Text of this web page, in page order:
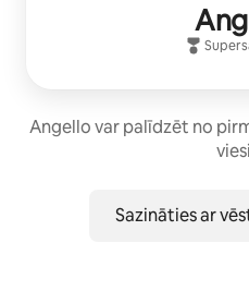
Angello var palīdzēt no
Sazināties ar